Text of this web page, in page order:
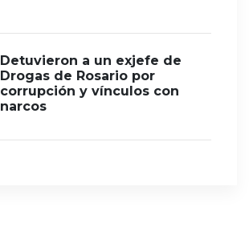
Detuvieron a un exjefe de
Drogas de Rosario por
corrupción y vínculos con
narcos